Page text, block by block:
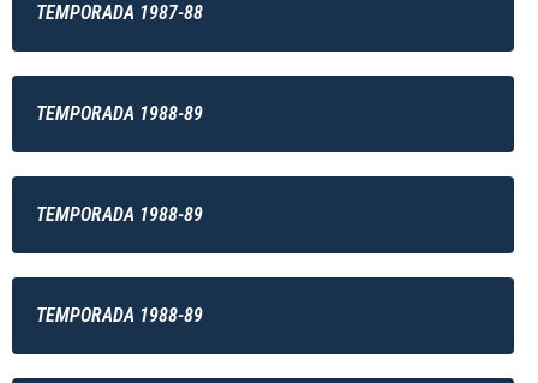
TEMPORADA 1987-88
TEMPORADA 1988-89
TEMPORADA 1988-89
TEMPORADA 1988-89